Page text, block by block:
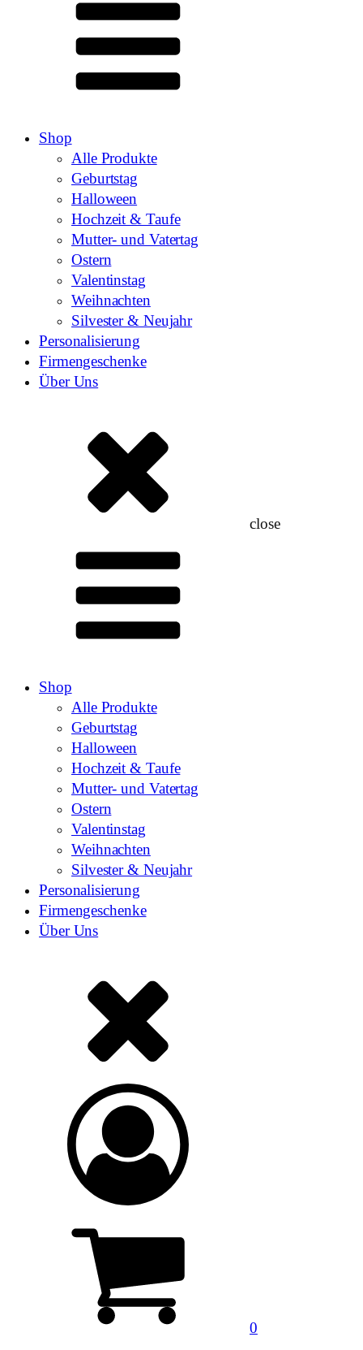
Shop
Alle Produkte
Geburtstag
Halloween
Hochzeit & Taufe
Mutter- und Vatertag
Ostern
Valentinstag
Weihnachten
Silvester & Neujahr
Personalisierung
Firmengeschenke
Über Uns
close
Shop
Alle Produkte
Geburtstag
Halloween
Hochzeit & Taufe
Mutter- und Vatertag
Ostern
Valentinstag
Weihnachten
Silvester & Neujahr
Personalisierung
Firmengeschenke
Über Uns
0